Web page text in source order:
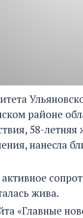
районе
58-
нанесла
жива.
«Главные